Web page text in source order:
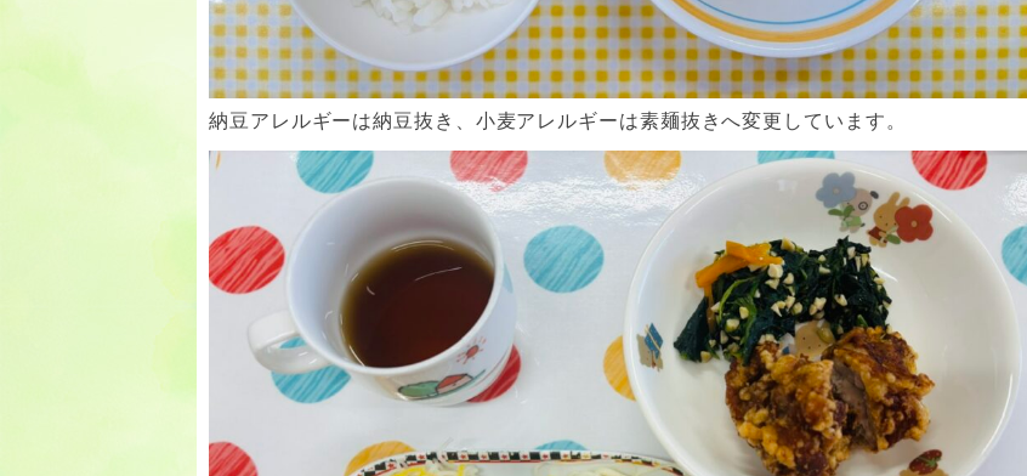
納豆アレルギーは納豆抜き、小麦アレルギーは素麺抜きへ変更しています。